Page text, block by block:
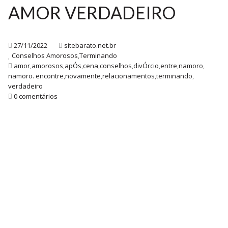
AMOR VERDADEIRO
27/11/2022
sitebarato.net.br
Conselhos Amorosos,Terminando
amor,amorosos,apÓs,cena,conselhos,divÓrcio,entre,namoro,
namoro. encontre,novamente,relacionamentos,terminando,
verdadeiro
0 comentários